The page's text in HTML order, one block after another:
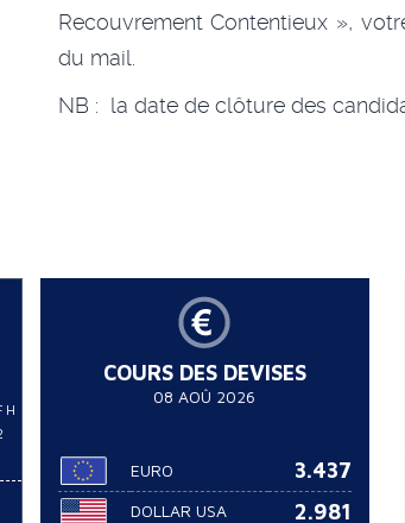
Recouvrement Contentieux »,
du mail.
NB : la date de clôture des
COURS DES DEVISES
08 AOÛ 2026
EURO 3.437
DOLLAR USA 2.981